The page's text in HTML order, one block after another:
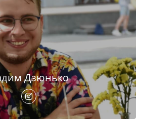
Дзюнько